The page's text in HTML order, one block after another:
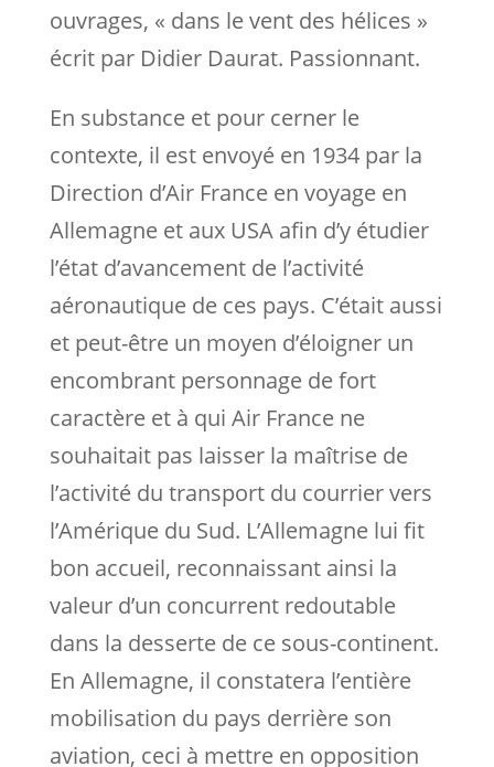
ouvrages, « dans le vent des hélices »
écrit par Didier Daurat. Passionnant.
En substance et pour cerner le
contexte, il est envoyé en 1934 par la
Direction d’Air France en voyage en
Allemagne et aux USA afin d’y étudier
l’état d’avancement de l’activité
aéronautique de ces pays. C’était aussi
et peut-être un moyen d’éloigner un
encombrant personnage de fort
caractère et à qui Air France ne
souhaitait pas laisser la maîtrise de
l’activité du transport du courrier vers
l’Amérique du Sud. L’Allemagne lui fit
bon accueil, reconnaissant ainsi la
valeur d’un concurrent redoutable
dans la desserte de ce sous-continent.
En Allemagne, il constatera l’entière
mobilisation du pays derrière son
aviation, ceci à mettre en opposition